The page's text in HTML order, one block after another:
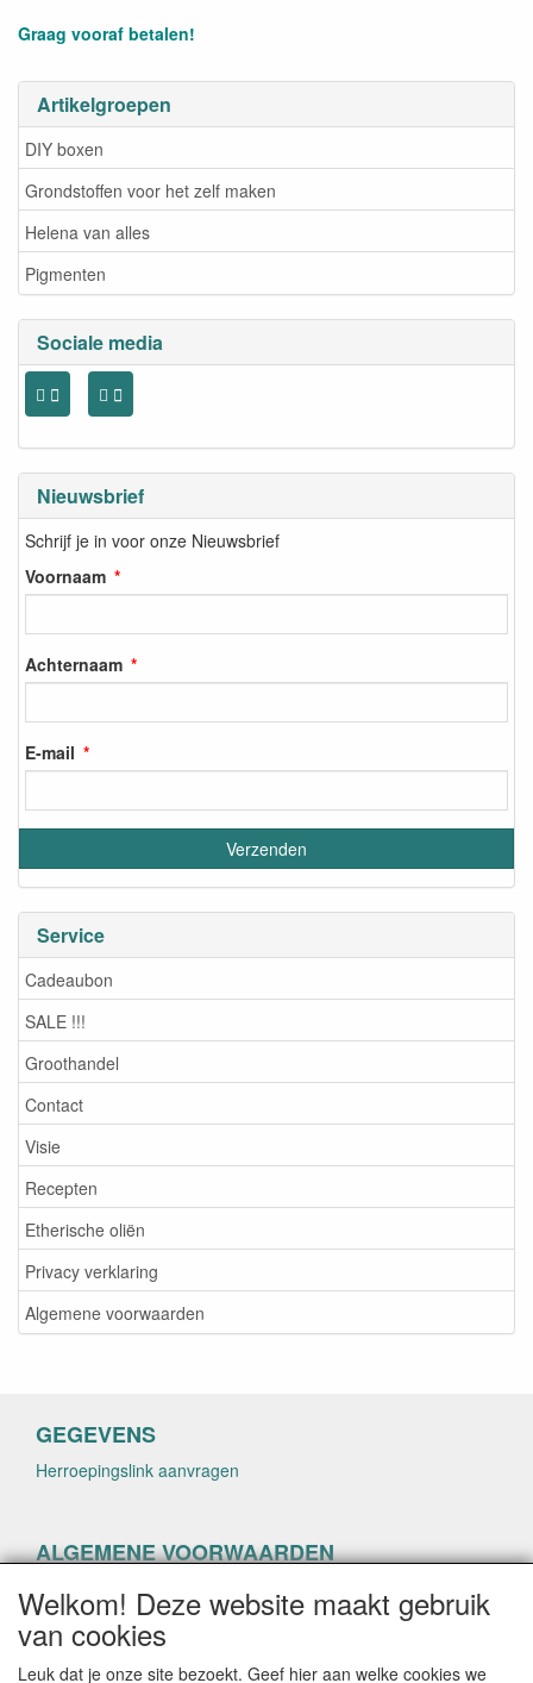
Artikelgroepen
DIY boxen
Grondstoffen voor het zelf maken
Helena van alles
Pigmenten
Sociale media
Nieuwsbrief
Schrijf je in voor onze Nieuwsbrief
Voornaam
Achternaam
E-mail
Service
Cadeaubon
SALE !!!
Groothandel
Contact
Visie
Recepten
Etherische oliën
Privacy verklaring
Algemene voorwaarden
Graag vooraf betalen!
GEGEVENS
Herroepingslink aanvragen
ALGEMENE VOORWAARDEN
Herroepingslink aanvragen
Welkom! Deze website maakt gebruik
van cookies
Leuk dat je onze site bezoekt. Geef hier aan welke cookies we